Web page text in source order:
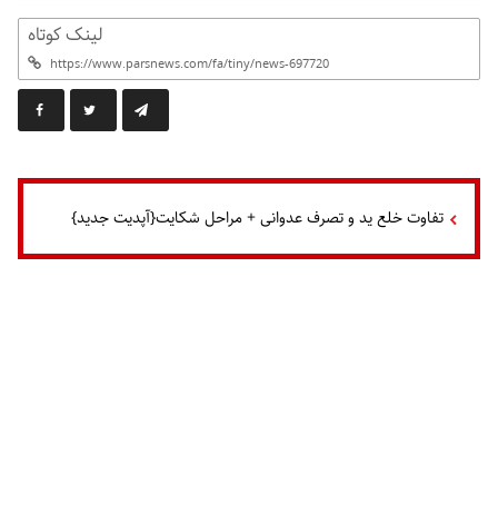
لینک کوتاه
تفاوت خلع ید و تصرف عدوانی + مراحل شکایت{آپدیت جدید}